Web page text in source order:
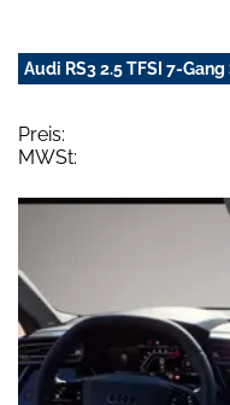
Audi RS3 2.5 TFSI 7-
Preis:
MWSt: